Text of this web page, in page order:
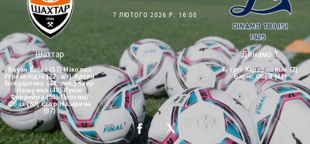
Шахтар
Кауан Еліас (17) Ніколоз
Угрехелідзе (22, а/г) Артем
Бондаренко (44, пен.) Єгор
Назарина (48) Лукас
Феррейра (51) Проспер
Обах (63) Єгор Назарина
(87)
7 ЛЮТОГО 2026 Р. 16:00
Динамо Т
Гіоргі Харебашвілі (2)
Барнс Осей (41)